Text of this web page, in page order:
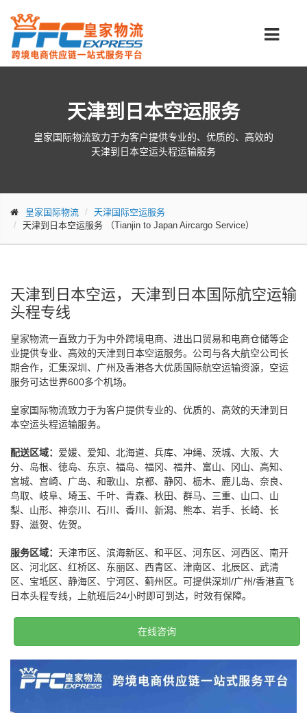
天津到日本空运服务
皇家国际物流致力于为客户提供专业的、优质的、高效的
天津到日本空运头程运输服务
皇家国际物流
天津国际空运服务
天津到日本空运服务 （Tianjin to Japan Aircargo Service）
天津到日本空运，天津到日本国际航空运输
头程专线
皇家物流一直致力于为中外跨境电商、进出口贸易和电商仓储等企
业提供专业、高效的天津到日本空运服务。公司与各大航空公司长
期合作，汇集深圳、广州及香港各大优质国际航空运输资源，空运
服务可达世界600多个机场。
皇家国际物流致力于为客户提供专业的、优质的、高效的天津到日
本空运头程运输服务。
配送区域： 爱媛、爱知、北海道、兵库、冲绳、茨城、大阪、大
分、岛根、徳岛、东京、福岛、福冈、福井、富山、冈山、高知、
宮城、宫崎、广岛、和歌山、京都、静冈、枥木、鹿儿岛、奈良、
鸟取、岐阜、埼玉、千叶、青森、秋田、群马、三重、山口、山
梨、山形、神奈川、石川、香川、新潟、熊本、岩手、长崎、长
野、滋贺、佐贺。
服务区域： 天津市区、滨海新区、和平区、河东区、河西区、南开
区、河北区、红桥区、东丽区、西青区、津南区、北辰区、武清
区、宝坻区、静海区、宁河区、蓟州区。可提供深圳/广州/香港直飞
日本头程专线，上航班后24小时即可到达，时效有保障。
在线咨询